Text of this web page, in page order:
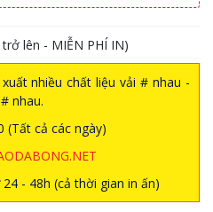
lên - MIỄN PHÍ IN)
nhiều chất liệu vải # nhau -
nhau.
(Tất cả các ngày)
- 48h (cả thời gian in ấn)